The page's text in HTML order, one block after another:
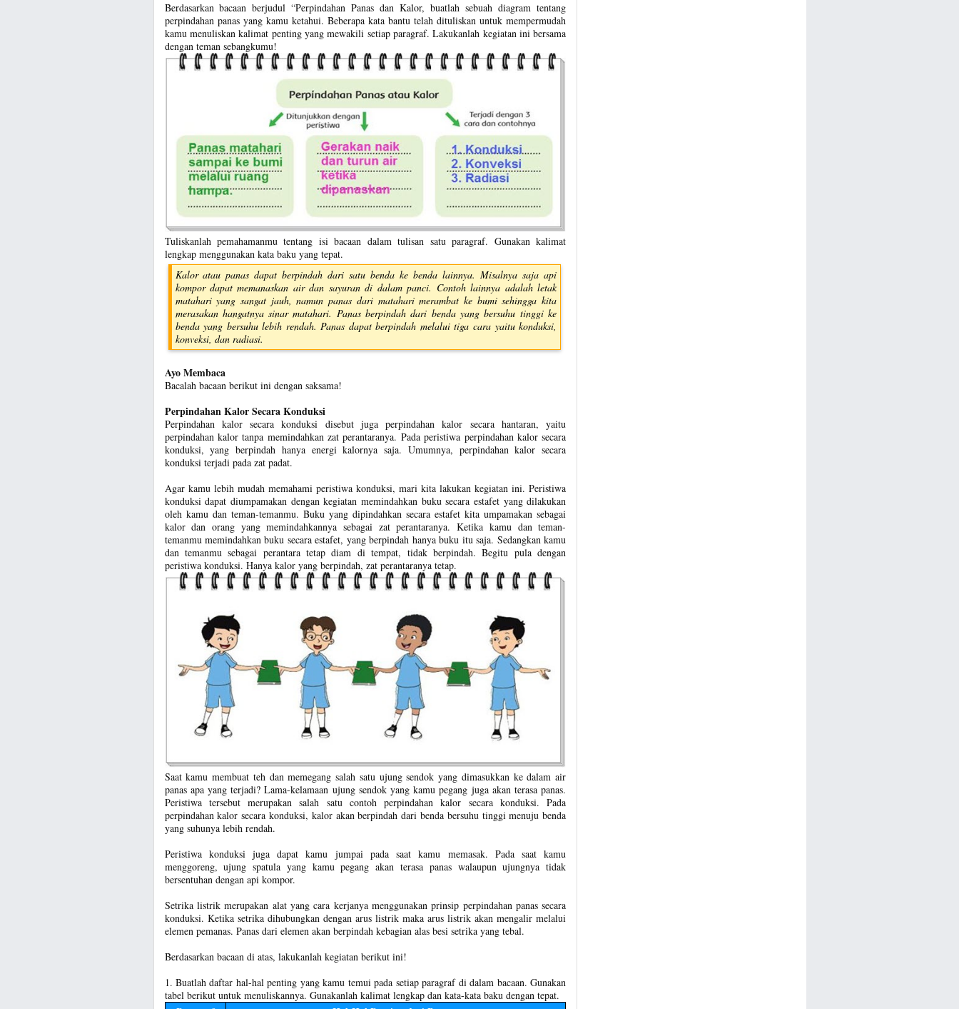
Berdasarkan bacaan berjudul “Perpindahan Panas dan Kalor, buatlah sebuah diagram tentang
perpindahan panas yang kamu ketahui. Beberapa kata bantu telah dituliskan untuk mempermudah
kamu menuliskan kalimat penting yang mewakili setiap paragraf. Lakukanlah kegiatan ini bersama
dengan teman sebangkumu!
Tuliskanlah pemahamanmu tentang isi bacaan dalam tulisan satu paragraf. Gunakan kalimat
lengkap menggunakan kata baku yang tepat.
Kalor atau panas dapat berpindah dari satu benda ke benda lainnya. Misalnya saja api
kompor dapat memanaskan air dan sayuran di dalam panci. Contoh lainnya adalah letak
matahari yang sangat jauh, namun panas dari matahari merambat ke bumi sehingga kita
merasakan hangatnya sinar matahari. Panas berpindah dari benda yang bersuhu tinggi ke
benda yang bersuhu lebih rendah. Panas dapat berpindah melalui tiga cara yaitu konduksi,
konveksi, dan radiasi.
Ayo Membaca
Bacalah bacaan berikut ini dengan saksama!
Perpindahan Kalor Secara Konduksi
Perpindahan kalor secara konduksi disebut juga perpindahan kalor secara hantaran, yaitu
perpindahan kalor tanpa memindahkan zat perantaranya. Pada peristiwa perpindahan kalor secara
konduksi, yang berpindah hanya energi kalornya saja. Umumnya, perpindahan kalor secara
konduksi terjadi pada zat padat.
Agar kamu lebih mudah memahami peristiwa konduksi, mari kita lakukan kegiatan ini. Peristiwa
konduksi dapat diumpamakan dengan kegiatan memindahkan buku secara estafet yang dilakukan
oleh kamu dan teman-temanmu. Buku yang dipindahkan secara estafet kita umpamakan sebagai
kalor dan orang yang memindahkannya sebagai zat perantaranya. Ketika kamu dan teman-
temanmu memindahkan buku secara estafet, yang berpindah hanya buku itu saja. Sedangkan kamu
dan temanmu sebagai perantara tetap diam di tempat, tidak berpindah. Begitu pula dengan
peristiwa konduksi. Hanya kalor yang berpindah, zat perantaranya tetap.
Saat kamu membuat teh dan memegang salah satu ujung sendok yang dimasukkan ke dalam air
panas apa yang terjadi? Lama-kelamaan ujung sendok yang kamu pegang juga akan terasa panas.
Peristiwa tersebut merupakan salah satu contoh perpindahan kalor secara konduksi. Pada
perpindahan kalor secara konduksi, kalor akan berpindah dari benda bersuhu tinggi menuju benda
yang suhunya lebih rendah.
Peristiwa konduksi juga dapat kamu jumpai pada saat kamu memasak. Pada saat kamu
menggoreng, ujung spatula yang kamu pegang akan terasa panas walaupun ujungnya tidak
bersentuhan dengan api kompor.
Setrika listrik merupakan alat yang cara kerjanya menggunakan prinsip perpindahan panas secara
konduksi. Ketika setrika dihubungkan dengan arus listrik maka arus listrik akan mengalir melalui
elemen pemanas. Panas dari elemen akan berpindah kebagian alas besi setrika yang tebal.
Berdasarkan bacaan di atas, lakukanlah kegiatan berikut ini!
1. Buatlah daftar hal-hal penting yang kamu temui pada setiap paragraf di dalam bacaan. Gunakan
tabel berikut untuk menuliskannya. Gunakanlah kalimat lengkap dan kata-kata baku dengan tepat.